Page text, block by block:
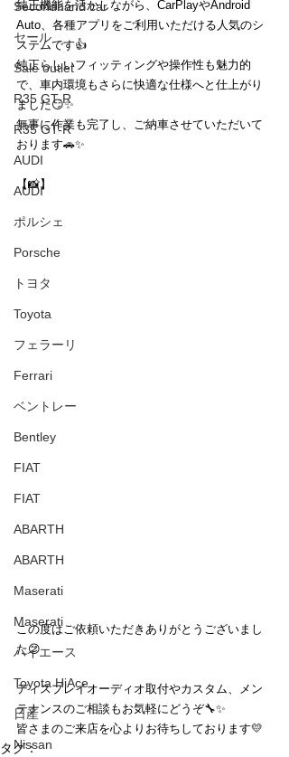
Secondhand car
セール
Sale outlet
R35 GT-R
R35 GT-R
AUDI
AUDI
ポルシェ
Porsche
トヨタ
Toyota
フェラーリ
Ferrari
ベントレー
Bentley
FIAT
FIAT
ABARTH
ABARTH
Maserati
Maserati
ハイエース
Toyota HiAce
日産
Nissan
純正機能を活かしながら、CarPlayやAndroid
Auto、各種アプリをご利用いただける人気のシ
ステムです👍
純正らしいフィッティングや操作性も魅力的
で、車内環境もさらに快適な仕様へと仕上がり
ました😏✨
無事に作業も完了し、ご納車させていただいて
おります🚗✨
【📸】
この度はご依頼いただきありがとうございまし
た😊
ディスプレイオーディオ取付やカスタム、メン
テナンスのご相談もお気軽にどうぞ🔧✨
皆さまのご来店を心よりお待ちしております💛
タグ：